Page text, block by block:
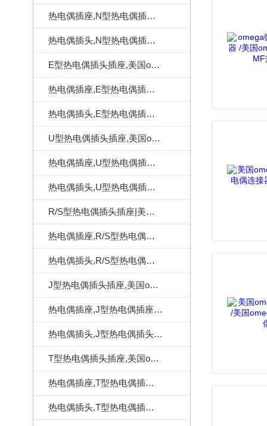
热电偶插座,N型热电偶插座,美国omega热电偶插座
热电偶插头,N型热电偶插头,美国omega热电偶插头
E型热电偶插头插座,美国omega热电偶连接器
热电偶插座,E型热电偶插座,美国omega热电偶插座
热电偶插头,E型热电偶插头,美国omega热电偶插头
U型热电偶插头插座,美国omega热电偶连接器
热电偶插座,U型热电偶插座,美国omega热电偶插座
热电偶插头,U型热电偶插头,美国omega热电偶插头
R/S型热电偶插头插座|美国omega热电偶连接器
热电偶插座,R/S型热电偶插座,美国omega热电偶插座
热电偶插头,R/S型热电偶插头,美国omega热电偶插头
J型热电偶插头插座,美国omega热电偶连接器
热电偶插座,J型热电偶插座,美国omega热电偶插座
热电偶插头,J型热电偶插头,美国omega热电偶插头
T型热电偶插头插座,美国omega热电偶连接器
热电偶插座,T型热电偶插座,美国omega热电偶插座
热电偶插头,T型热电偶插头,美国omega热电偶插头